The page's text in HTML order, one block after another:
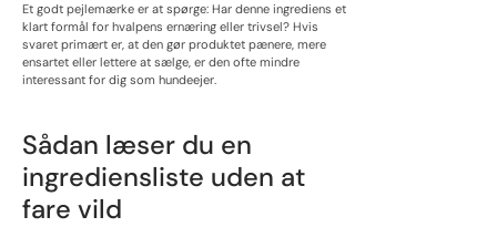
Et godt pejlemærke er at spørge: Har denne ingrediens et
klart formål for hvalpens ernæring eller trivsel? Hvis
svaret primært er, at den gør produktet pænere, mere
ensartet eller lettere at sælge, er den ofte mindre
interessant for dig som hundeejer.
Sådan læser du en
ingrediensliste uden at
fare vild